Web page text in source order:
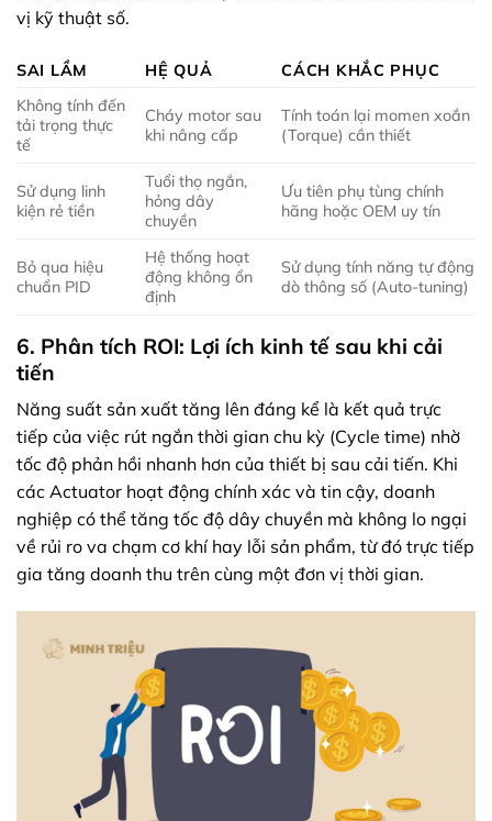
vị kỹ thuật số.
SAI LẦM HỆ QUẢ
CÁCH KHẮC PHỤC
Không tính đến
tải trọng thực
tế
Cháy motor sau
khi nâng cấp
Tính toán lại momen xoắn
(Torque) cần thiết
Sử dụng linh
kiện rẻ tiền
Tuổi thọ ngắn,
hỏng dây
chuyền
Ưu tiên phụ tùng chính
hãng hoặc OEM uy tín
Bỏ qua hiệu
chuẩn PID
Hệ thống hoạt
động không ổn
định
Sử dụng tính năng tự động
dò thông số (Auto-tuning)
6. Phân tích ROI: Lợi ích kinh tế sau khi cải
tiến
Năng suất sản xuất tăng lên đáng kể là kết quả trực
tiếp của việc rút ngắn thời gian chu kỳ (Cycle time) nhờ
tốc độ phản hồi nhanh hơn của thiết bị sau cải tiến. Khi
các Actuator hoạt động chính xác và tin cậy, doanh
nghiệp có thể tăng tốc độ dây chuyền mà không lo ngại
về rủi ro va chạm cơ khí hay lỗi sản phẩm, từ đó trực tiếp
gia tăng doanh thu trên cùng một đơn vị thời gian.